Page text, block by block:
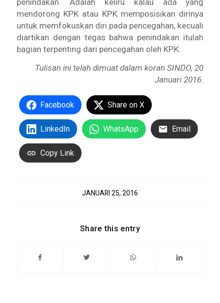
mendorong KPK atau KPK memposisikan dirinya
untuk memfokuskan diri pada pencegahan, kecuali
diartikan dengan tegas bahwa penindakan itulah
bagian terpenting dari pencegahan oleh KPK.
Tulisan ini telah dimuat dalam koran SINDO, 20
Januari 2016.
Facebook Share on X
LinkedIn WhatsApp Email
Copy Link
JANUARI 25, 2016
Share this entry